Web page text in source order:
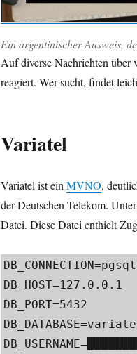
Ein argentinischer Ausweis,
Auf diverse Nachrichten über
reagiert. Wer sucht, findet
Variatel
Variatel ist ein MVNO,
der Deutschen Telekom. Unter
Datei. Diese Datei enthielt
DB_CONNECTION=pgsql
DB_HOST=127.0.0.1
DB_PORT=5432
DB_USERNAME=████████